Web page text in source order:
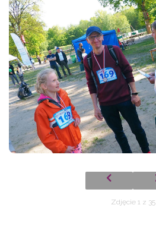
Zdjęcie 1 z 35